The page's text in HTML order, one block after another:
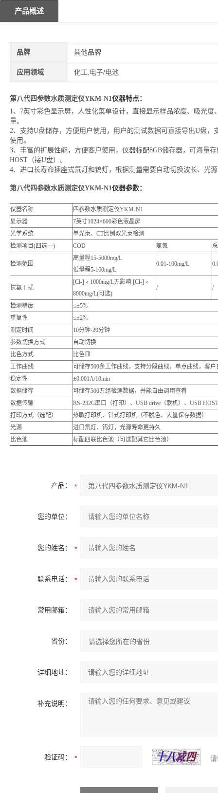
产品概述
品牌 其他品牌
应用领域 化工,电子/电池
第八代四参数水质测定仪YKM-N1仪器特点：
1、7英寸彩色显示屏，人性化菜单设计，直接显示样品浓度、吸光
量。
2、支持U盘储存，方便用户使用，用户的测试数据可直接导出U盘
使用。
3、丰富的扩展性能，方便客户使用，仪器标配8GB储存器，可海量
HOST（接U盘）。
4、进口长寿命插座式氘灯和钨灯，根据测量需要自动切换波长、光
第八代四参数水质测定仪YKM-N1仪器参数：
仪器名称
四参数水质测定仪YKM-N1
显示器
7英寸1024×600彩色液晶屏
光学系统
单光束、CT比例双光束检测
检测项目(四选一)
COD 氨氮
检测范围
高量程15-5000mg/L
低量程5-160mg/L
0.01-100mg/L
抗氯干扰
[Cl-]﹤1000mg/L无影响 [Cl-]﹤
8000mg/L(可选)
/ /
检测精度
≤±5%
重复性
≤±2%
测定时间
10分钟-20分钟
参数切换方式
自动切换
比色方式
比色皿
工作曲线
可储存500条工作曲线，支持分段曲线，单点曲线，客
稳定性
±0.001A/10min
数据储存
可储存500万组检测数据，并能自由调用查看
数据传输
RS-232C串口（打印）、USB drive（联机）、USB
打印方式（选配）
热敏打印机、针式打印机（不脱色、大量保存数据）
光源
进口氘灯、钨灯，光源寿命更持久
比色池
标配四联比色池（可选配其它比色池）
产品：
您的单位：
您的姓名：
联系电话：
常用邮箱：
省份：
详细地址：
补充说明：
验证码：